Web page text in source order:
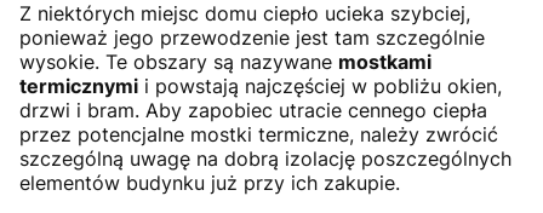
Z niektórych miejsc domu ciepło ucieka szybciej,
ponieważ jego przewodzenie jest tam szczególnie
wysokie. Te obszary są nazywane mostkami
termicznymi i powstają najczęściej w pobliżu okien,
drzwi i bram. Aby zapobiec utracie cennego ciepła
przez potencjalne mostki termiczne, należy zwrócić
szczególną uwagę na dobrą izolację poszczególnych
elementów budynku już przy ich zakupie.